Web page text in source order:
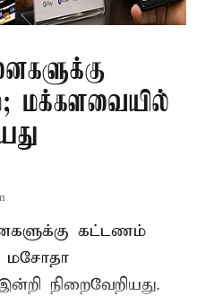
மக்களவையில்
கட்டணம்
மசோதா
நிறைவேறியது.